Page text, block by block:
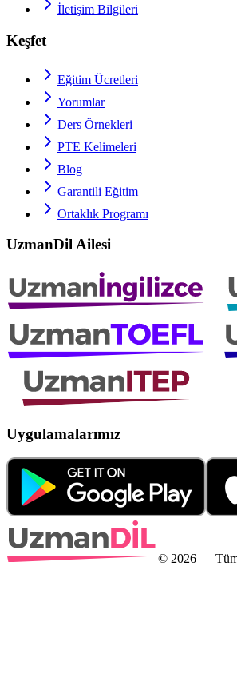
İletişim Bilgileri
Keşfet
Eğitim Ücretleri
Yorumlar
Ders Örnekleri
PTE Kelimeleri
Blog
Garantili Eğitim
Ortaklık Programı
UzmanDil Ailesi
Uygulamalarımız
© 2026 — Tüm